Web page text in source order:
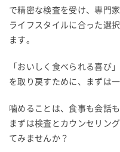
で精密な検査を受け、専門
ライフスタイルに合った選
ます。
「おいしく食べられる喜び
を取り戻すために、まずは
噛めることは、食事も会話
まずは検査とカウンセリン
てみませんか？